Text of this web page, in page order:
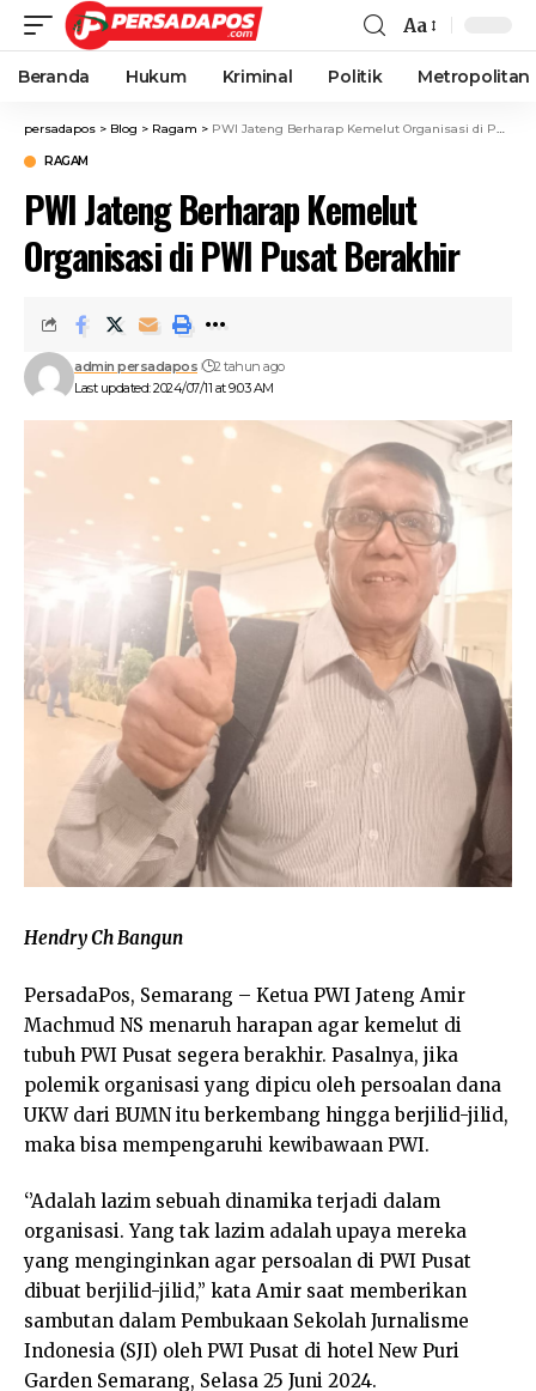
Aa
Beranda Hukum Kriminal Politik Metropolitan
persadapos > Blog > Ragam > PWI Jateng Berharap Kemelut Organisasi di PWI Pusat Berakhir
RAGAM
PWI Jateng Berharap Kemelut
Organisasi di PWI Pusat Berakhir
Last updated: 2024/07/11 at 9:03 AM
admin persadapos 2 tahun ago
Hendry Ch Bangun
PersadaPos, Semarang – Ketua PWI Jateng Amir
Machmud NS menaruh harapan agar kemelut di
tubuh PWI Pusat segera berakhir. Pasalnya, jika
polemik organisasi yang dipicu oleh persoalan dana
UKW dari BUMN itu berkembang hingga berjilid-jilid,
maka bisa mempengaruhi kewibawaan PWI.
‘’Adalah lazim sebuah dinamika terjadi dalam
organisasi. Yang tak lazim adalah upaya mereka
yang menginginkan agar persoalan di PWI Pusat
dibuat berjilid-jilid,’’ kata Amir saat memberikan
sambutan dalam Pembukaan Sekolah Jurnalisme
Indonesia (SJI) oleh PWI Pusat di hotel New Puri
Garden Semarang, Selasa 25 Juni 2024.